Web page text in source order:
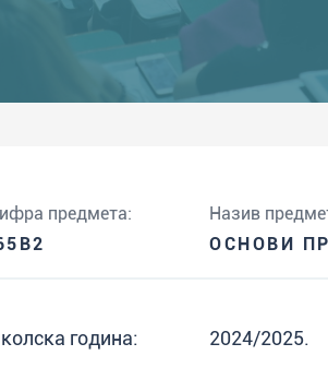
предмета:
Назив
ОСНОВИ
година: 2024/2025.